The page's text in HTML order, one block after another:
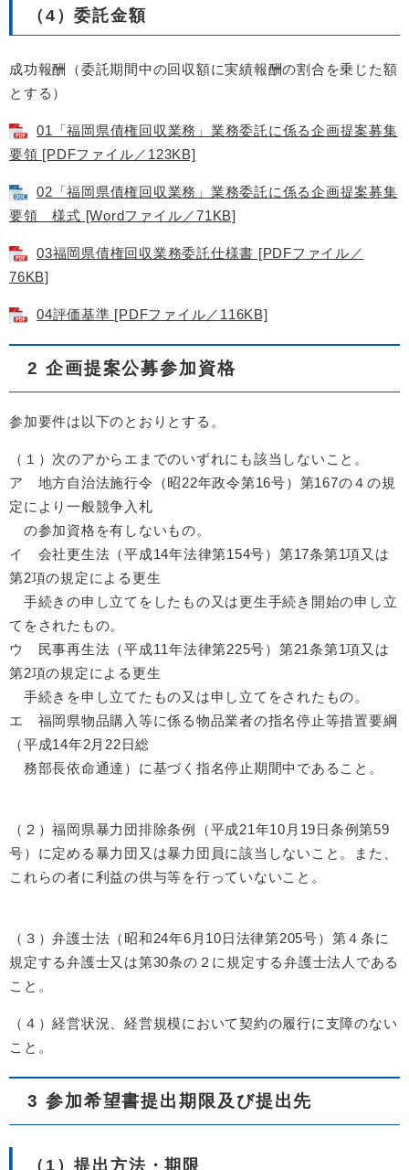
（4）委託金額
成功報酬（委託期間中の回収額に実績報酬の割合を乗じた額
とする）
01「福岡県債権回収業務」業務委託に係る企画提案募集
要領 [PDFファイル／123KB]
02「福岡県債権回収業務」業務委託に係る企画提案募集
要領 様式 [Wordファイル／71KB]
03福岡県債権回収業務委託仕様書 [PDFファイル／
76KB]
04評価基準 [PDFファイル／116KB]
2 企画提案公募参加資格
参加要件は以下のとおりとする。
（１）次のアからエまでのいずれにも該当しないこと。
ア 地方自治法施行令（昭22年政令第16号）第167の４の規
定により一般競争入札
の参加資格を有しないもの。
イ 会社更生法（平成14年法律第154号）第17条第1項又は
第2項の規定による更生
手続きの申し立てをしたもの又は更生手続き開始の申し立
てをされたもの。
ウ 民事再生法（平成11年法律第225号）第21条第1項又は
第2項の規定による更生
手続きを申し立てたもの又は申し立てをされたもの。
エ 福岡県物品購入等に係る物品業者の指名停止等措置要綱
（平成14年2月22日総
務部長依命通達）に基づく指名停止期間中であること。​
（２）福岡県暴力団排除条例（平成21年10月19日条例第59
号）に定める暴力団又は暴力団員に該当しないこと。また、
これらの者に利益の供与等を行っていないこと。​
（３）弁護士法（昭和24年6月10日法律第205号）第４条に
規定する弁護士又は第30条の２に規定する弁護士法人である
こと。​
（４）経営状況、経営規模において契約の履行に支障のない
こと。
3 参加希望書提出期限及び提出先
（1）提出方法・期限